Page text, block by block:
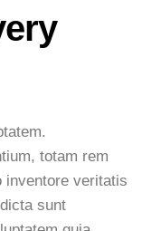
totam rem
inventore veritatis
sunt